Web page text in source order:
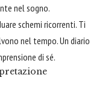
nel sogno.
schemi ricorrenti. Ti
nel tempo. Un diario
di sé.